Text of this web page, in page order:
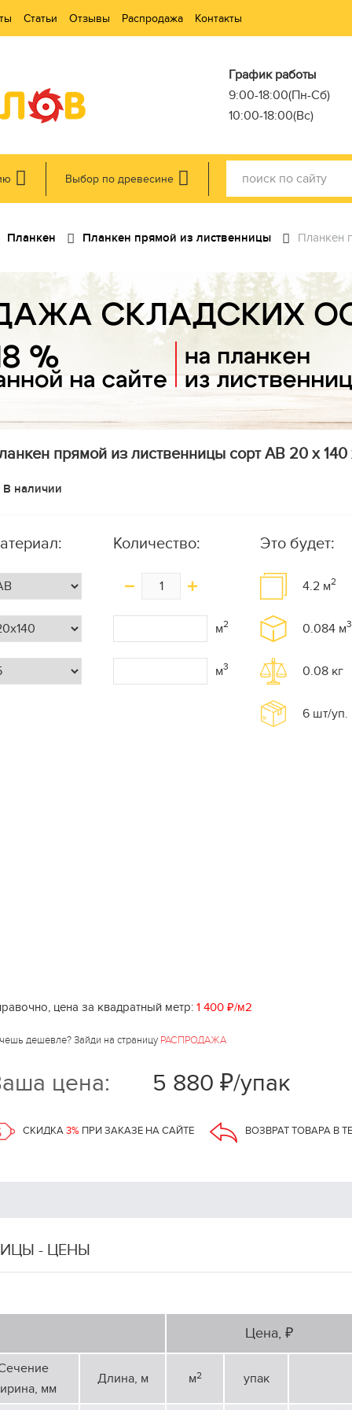
Статьи Отзывы Распродажа Контакты
График работы
9:00-18:00(Пн-Сб)
10:00-18:00(Вс)
Выбор по древесине
Планкен Планкен прямой из лиственницы Планкен
прямой из лиственницы сорт АВ 20 x
В наличии
Количество:
м2
м3
Это будет:
4.2 м2
0.084 м3
0.08 кг
6 шт/уп.
цена за квадратный метр: 1 400 ₽/м2
дешевле? Зайди на страницу РАСПРОДАЖА
цена: 5 880 ₽/упак
СКИДКА3% ПРИ ЗАКАЗЕ НА САЙТЕ ВОЗВРАТ ТОВАРА В
- ЦЕНЫ
Цена, ₽
мм
Длина, м м2 упак